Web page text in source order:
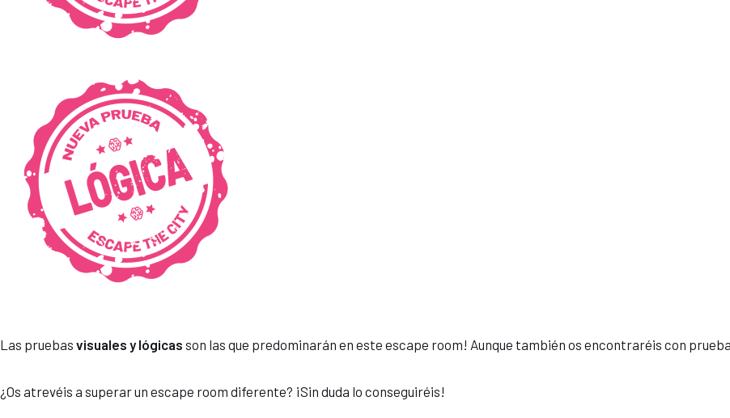
Las pruebas visuales y lógicas son las que predominarán en este escape room! Aunque también os encontraréis con
¿Os atrevéis a superar un escape room diferente? ¡Sin duda lo conseguiréis!